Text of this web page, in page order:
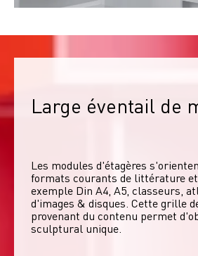
Large éventail de
Les modules d'étagères
formats courants de littérature
exemple Din A4, A5, classeurs,
d'images & disques. Cette grille
provenant du contenu permet
sculptural unique.